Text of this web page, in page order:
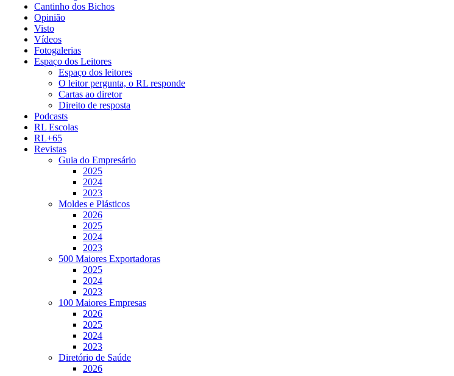
Cantinho dos Bichos
Opinião
Visto
Vídeos
Fotogalerias
Espaço dos Leitores
Espaço dos leitores
O leitor pergunta, o RL responde
Cartas ao diretor
Direito de resposta
Podcasts
RL Escolas
RL+65
Revistas
Guia do Empresário
2025
2024
2023
Moldes e Plásticos
2026
2025
2024
2023
500 Maiores Exportadoras
2025
2024
2023
100 Maiores Empresas
2026
2025
2024
2023
Diretório de Saúde
2026